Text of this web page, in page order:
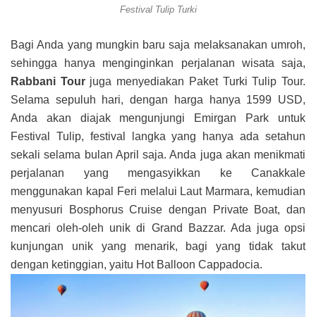
Festival Tulip Turki
Bagi Anda yang mungkin baru saja melaksanakan umroh,
sehingga hanya menginginkan perjalanan wisata saja,
Rabbani Tourjuga menyediakan Paket Turki Tulip Tour.
Selama sepuluh hari, dengan harga hanya 1599 USD,
Anda akan diajak mengunjungi Emirgan Park untuk
Festival Tulip, festival langka yang hanya ada setahun
sekali selama bulan April saja. Anda juga akan menikmati
perjalanan yang mengasyikkan ke Canakkale
menggunakan kapal Feri melalui Laut Marmara, kemudian
menyusuri Bosphorus Cruise dengan Private Boat, dan
mencari oleh-oleh unik di Grand Bazzar. Ada juga opsi
kunjungan unik yang menarik, bagi yang tidak takut
dengan ketinggian, yaitu Hot Balloon Cappadocia.